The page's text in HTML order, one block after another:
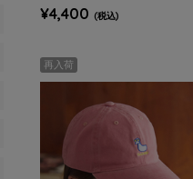
¥4,400 (税込)
再入荷